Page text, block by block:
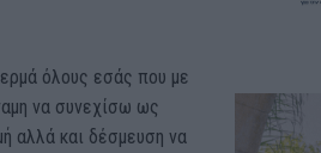
όλους εσάς που με
να συνεχίσω ως
αλλά και δέσμευση να